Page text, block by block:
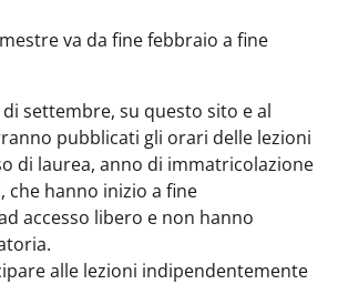
va da fine febbraio a fine
settembre, su questo sito e al
pubblicati gli orari delle lezioni
di laurea, anno di immatricolazione
che hanno inizio a fine
accesso libero e non hanno
alle lezioni indipendentemente